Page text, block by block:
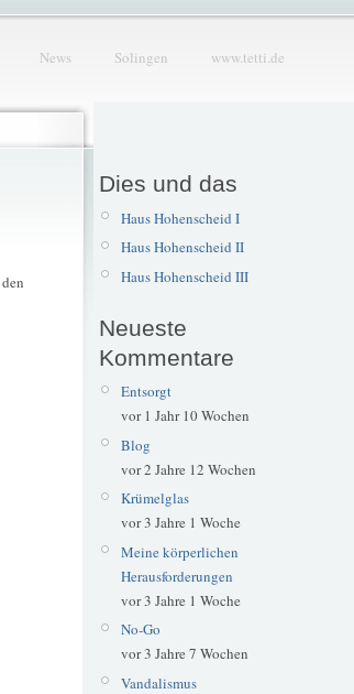
News Solingen www.tetti.de
den
Dies und das
Haus Hohenscheid I
Haus Hohenscheid II
Haus Hohenscheid III
Neueste
Kommentare
Entsorgt
vor 1 Jahr 10 Wochen
Blog
vor 2 Jahre 12 Wochen
Krümelglas
vor 3 Jahre 1 Woche
Meine körperlichen
Herausforderungen
vor 3 Jahre 1 Woche
No-Go
vor 3 Jahre 7 Wochen
Vandalismus